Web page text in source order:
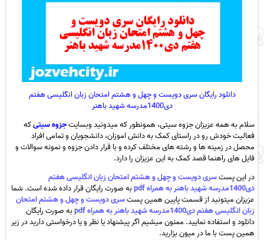
دانلود رایگان سری دویست و چهل و هشتم امتحان زبان انگلیسی هفتم
دی1400مدرسه شهید باهنر
سلام به همه عزیزان جزوه سیتی، همونطور که میدونید وبسایتجزوه سیتیکه
فعالیت خودش رو در راستای کمک به دانش اموزان، دانشجویان و تمامی افراد
محصل در زمینه ها و رشته های مختلف کرده و با قرار دادن جزوه و نمونه سوالات و
فایل های راهنما قصد کمک به این عزیزان را دارد.
در این پستسری دویست و چهل و هشتم امتحان زبان انگلیسی هفتم
دی1400مدرسه شهید باهنر به همراه pdf
به صورت رایگان قرار داده شده است. شما
عزیزان میتونید از قسمت پایین همین پستسری دویست و چهل و هشتم امتحان
زبان انگلیسی هفتم دی1400مدرسه شهید باهنر به همراه pdf
به صورت رایگان
دانلود و استفاده نمایید. ممنون میشیم اگر پیشنهاد یا نظر و یا درخواستی دارید در زیر
همین پست با ما در میون بزارید.